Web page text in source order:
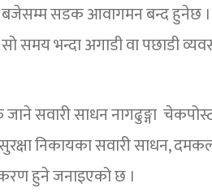
बजेसम्म सडक आवागमन बन्द
समय भन्दा अगाडी वा पछाडी
सवारी साधन नागढुङ्गा
निकायका सवारी साधन,
हुने जनाइएको छ ।